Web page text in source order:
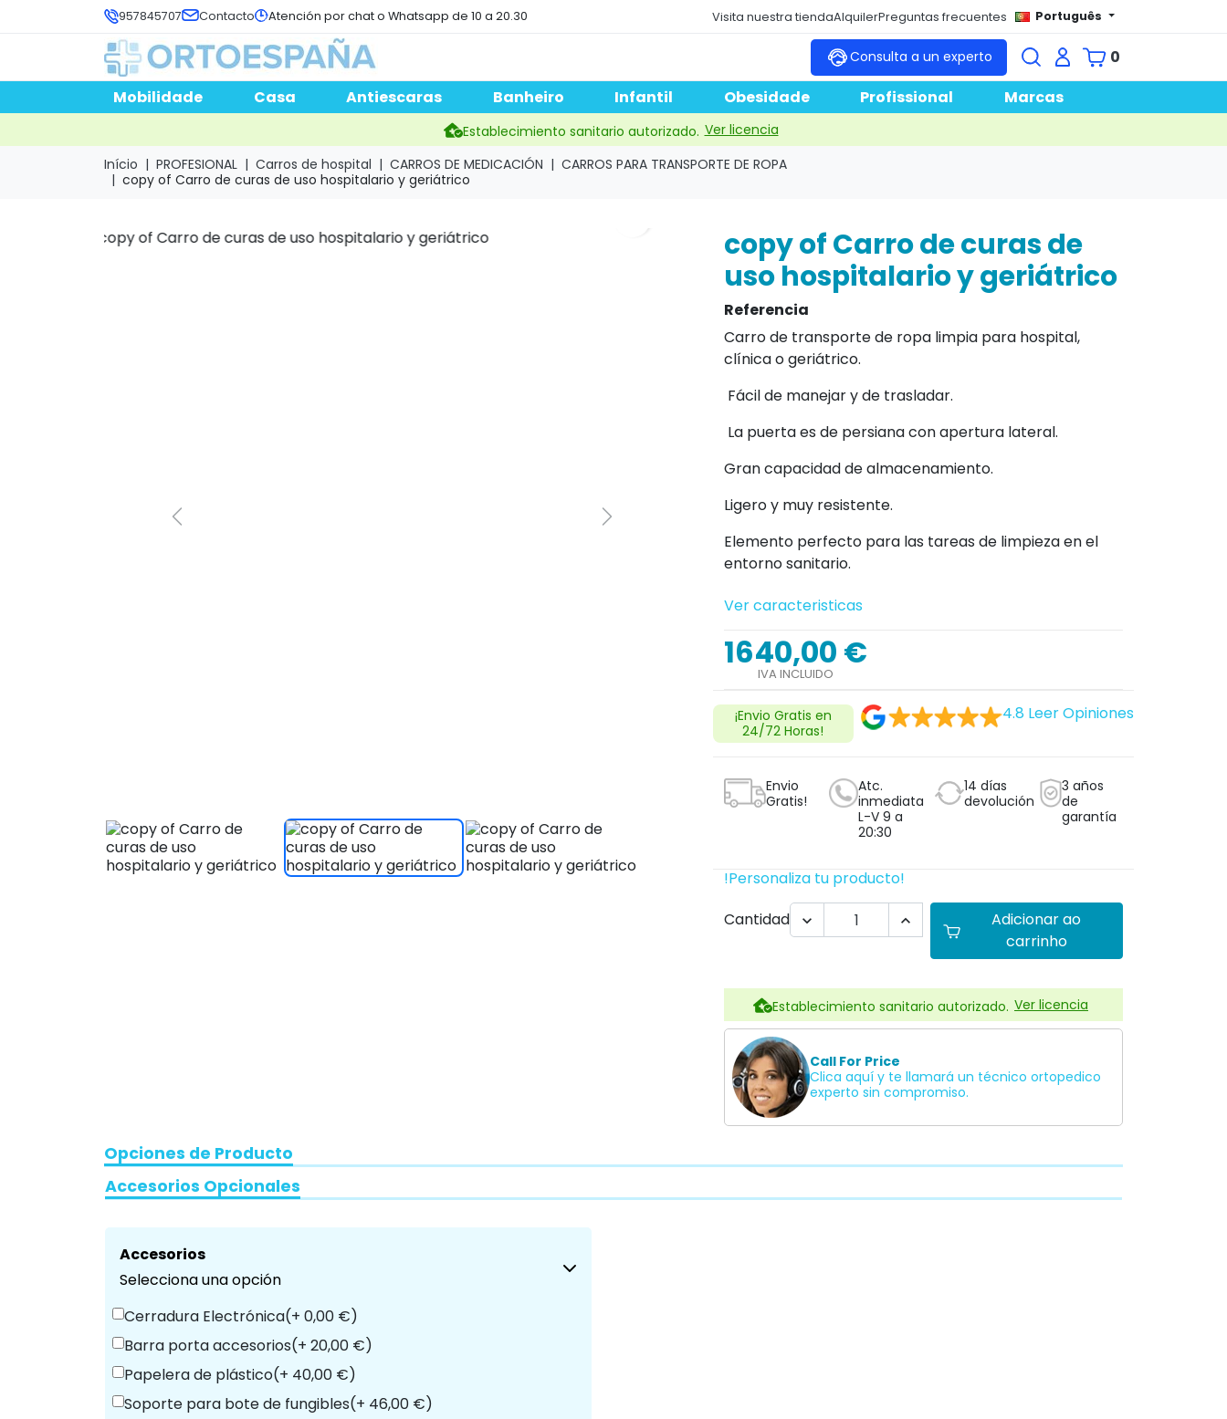
957845707 Contacto Atención por chat o Whatsapp de 10 a 20.30 Visita nuestra tiendaAlquilerPreguntas frecuentes Português
Consulta a un experto
0
Mobilidade
Casa Antiescaras Banheiro Infantil Obesidade Profissional Marcas
Establecimiento sanitario autorizado. Ver licencia
Início
PROFESIONAL Carros de hospital CARROS DE MEDICACIÓN
CARROS PARA TRANSPORTE DE ROPA
copy of Carro de curas de uso hospitalario y geriátrico
Previous
copy of Carro de curas de
uso hospitalario y geriátrico
Referencia
Carro de transporte de ropa limpia para hospital,
clínica o geriátrico.
Fácil de manejar y de trasladar.
La puerta es de persiana con apertura lateral.
Gran capacidad de almacenamiento.
Ligero y muy resistente.
Elemento perfecto para las tareas de limpieza en el
entorno sanitario.
Ver caracteristicas
1640,00 €
IVA INCLUIDO
¡Envio Gratis en
24/72 Horas!
4.8 Leer Opiniones
Envio
Gratis!
Atc.
inmediata
L-V 9 a
20:30
14 días
devolución
3 años
de
garantía
!Personaliza tu producto!
Cantidad
 
Adicionar ao
carrinho
Establecimiento sanitario autorizado. Ver licencia
Call For Price
Clica aquí y te llamará un técnico ortopedico
experto sin compromiso.
Opciones de Producto
Accesorios Opcionales
Accesorios
Selecciona una opción
Cerradura Electrónica(+ 0,00 €)
Barra porta accesorios(+ 20,00 €)
Papelera de plástico(+ 40,00 €)
Soporte para bote de fungibles(+ 46,00 €)